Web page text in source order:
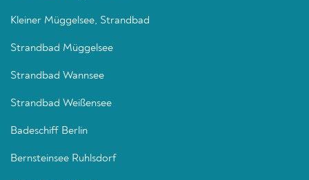
Kleiner Müggelsee, Strandbad
Strandbad Müggelsee
Strandbad Wannsee
Strandbad Weißensee
Badeschiff Berlin
Bernsteinsee Ruhlsdorf